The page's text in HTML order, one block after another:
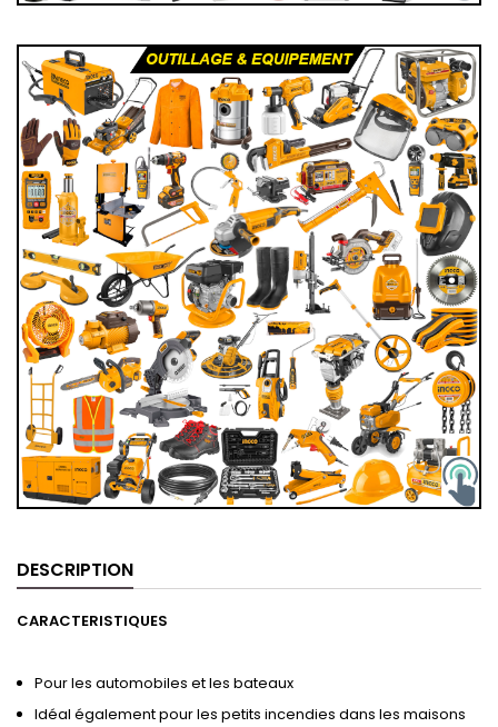
DESCRIPTION
CARACTERISTIQUES
Pour les automobiles et les bateaux
Idéal également pour les petits incendies dans les maisons